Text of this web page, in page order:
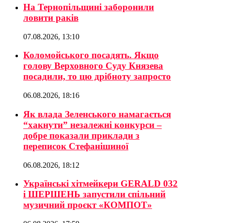
На Тернопільщині заборонили
ловити раків
07.08.2026, 13:10
Коломойського посадять. Якщо
голову Верховного Суду Князева
посадили, то цю дрібноту запросто
06.08.2026, 18:16
Як влада Зеленського намагається
“хакнути” незалежні конкурси –
добре показали приклади з
переписок Стефанішиної
06.08.2026, 18:12
Українські хітмейкери GERALD 032
і ШЕРШЕНЬ запустили спільний
музичний проєкт «КОМПОТ»